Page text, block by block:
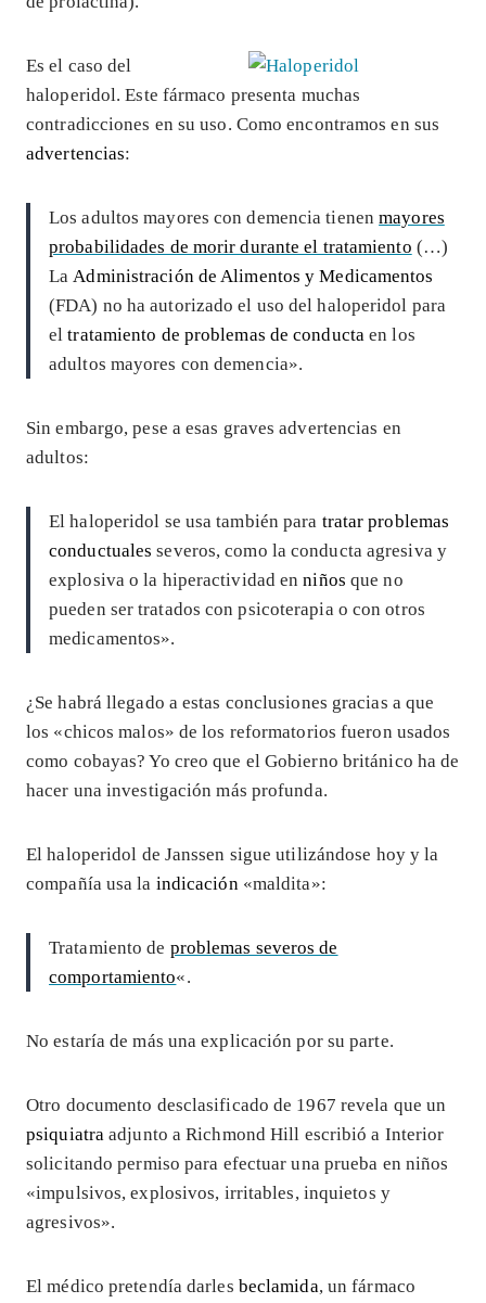
Es el caso del
haloperidol. Este fármaco presenta muchas
contradicciones en su uso. Como encontramos en sus
advertencias:
Los adultos mayores con demencia tienenmayores
probabilidades de morir durante el tratamiento (…)
La Administración de Alimentos y Medicamentos
(FDA) no ha autorizado el uso del haloperidol para
eltratamiento de problemas de conducta en los
adultos mayores con demencia».
Sin embargo, pese a esas graves advertencias en
adultos:
El haloperidol se usa también para tratar problemas
conductuales severos, como la conducta agresiva y
explosiva o la hiperactividad enniños que no
pueden ser tratados con psicoterapia o con otros
medicamentos».
¿Se habrá llegado a estas conclusiones gracias a que
los «chicos malos» de los reformatorios fueron usados
como cobayas? Yo creo que el Gobierno británico ha de
hacer una investigación más profunda.
El haloperidol de Janssen sigue utilizándose hoy y la
compañía usa la indicación «maldita»:
Tratamiento de problemas severos de
comportamiento«.
No estaría de más una explicación por su parte.
Otro documento desclasificado de 1967 revela que un
psiquiatra adjunto a Richmond Hill escribió a Interior
solicitando permiso para efectuar una prueba en niños
«impulsivos, explosivos, irritables, inquietos y
agresivos».
El médico pretendía darles beclamida, un fármaco